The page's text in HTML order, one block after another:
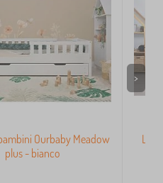
Ourbaby Meadow
plus - bianco
>